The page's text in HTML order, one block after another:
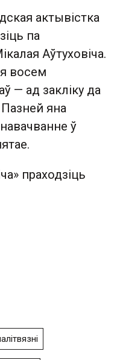
актывістка
па
Аўтуховіча.
восем
— ад закліку да
яна
ў
праходзіць